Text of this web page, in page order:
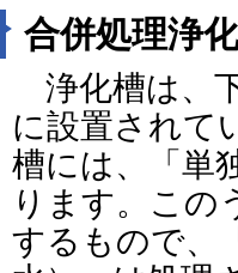
合併処理浄
浄化槽は、
に設置されて
槽には、「単
ります。この
するもので、